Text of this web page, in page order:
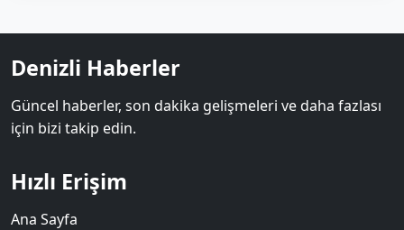
Denizli Haberler
Güncel haberler, son dakika gelişmeleri ve daha fazlası
için bizi takip edin.
Hızlı Erişim
Ana Sayfa